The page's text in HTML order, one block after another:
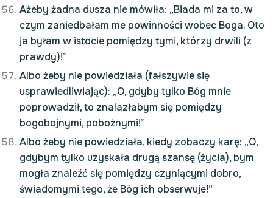
Ażeby żadna dusza nie mówiła: „Biada mi za to, w
czym zaniedbałam me powinności wobec Boga. Oto
ja byłam w istocie pomiędzy tymi, którzy drwili (z
prawdy)!”
Albo żeby nie powiedziała (fałszywie się
usprawiedliwiając): „O, gdyby tylko Bóg mnie
poprowadził, to znalazłabym się pomiędzy
bogobojnymi, pobożnymi!”
Albo żeby nie powiedziała, kiedy zobaczy karę: „O,
gdybym tylko uzyskała drugą szansę (życia), bym
mogła znaleźć się pomiędzy czyniącymi dobro,
świadomymi tego, że Bóg ich obserwuje!”